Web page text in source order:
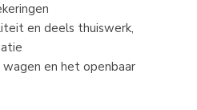
en deels thuiswerk,
en het openbaar